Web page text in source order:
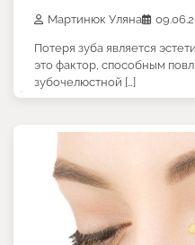
Мартинюк Уляна
Потеря зуба является
это фактор, способным
зубочелюстной […]